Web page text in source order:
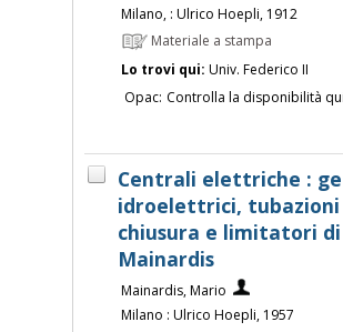
Milano, : Ulrico Hoepli, 1912
Materiale a stampa
Lo trovi qui: Univ. Federico II
Opac: Controlla la disponibilità
Centrali elettriche :
idroelettrici,
chiusura e limitatori
Mainardis
Mainardis, Mario
Milano : Ulrico Hoepli, 1957